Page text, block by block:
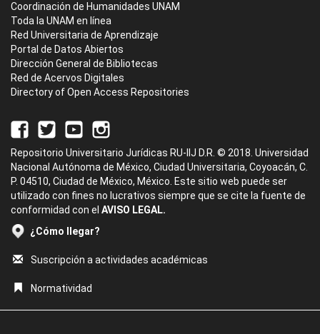
Coordinación de Humanidades UNAM
Toda la UNAM en línea
Red Universitaria de Aprendizaje
Portal de Datos Abiertos
Dirección General de Bibliotecas
Red de Acervos Digitales
Directory of Open Access Repositories
Repositorio Universitario Jurídicas RU-IIJ D.R. © 2018. Universidad
Nacional Autónoma de México, Ciudad Universitaria, Coyoacán, C.
P. 04510, Ciudad de México, México. Este sitio web puede ser
utilizado con fines no lucrativos siempre que se cite la fuente de
conformidad con el AVISO LEGAL.
¿Cómo llegar?
Suscripción a actividades académicas
Normatividad